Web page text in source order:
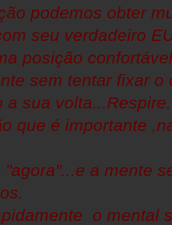
podemos obter
seu verdadeiro
posição
sem tentar fixar o
a sua volta...Respire.
que é importante
"agora"...e a mente
o mental